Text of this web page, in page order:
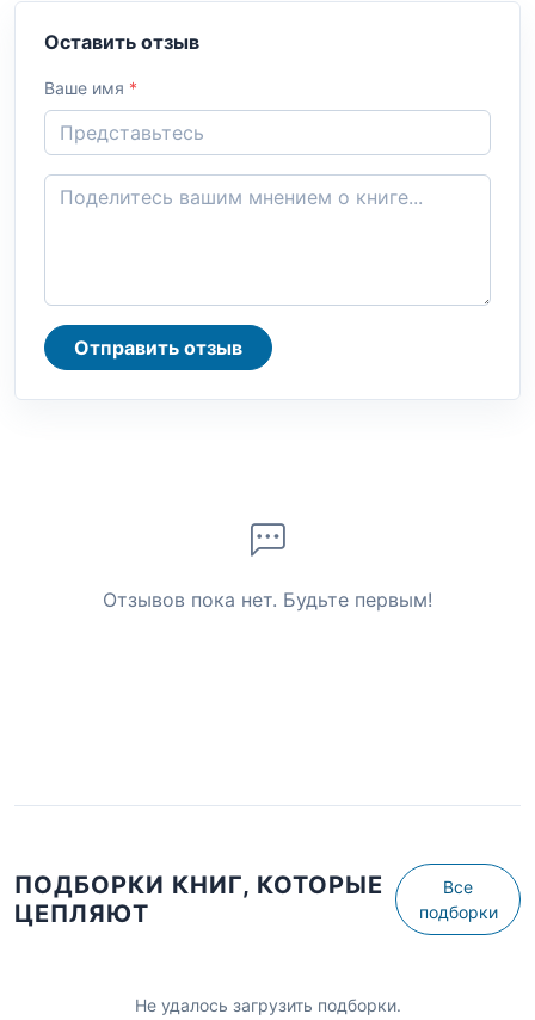
Оставить отзыв
Ваше имя *
Отправить отзыв
Отзывов пока нет. Будьте первым!
ПОДБОРКИ КНИГ, КОТОРЫЕ
ЦЕПЛЯЮТ
Все
подборки
Не удалось загрузить подборки.